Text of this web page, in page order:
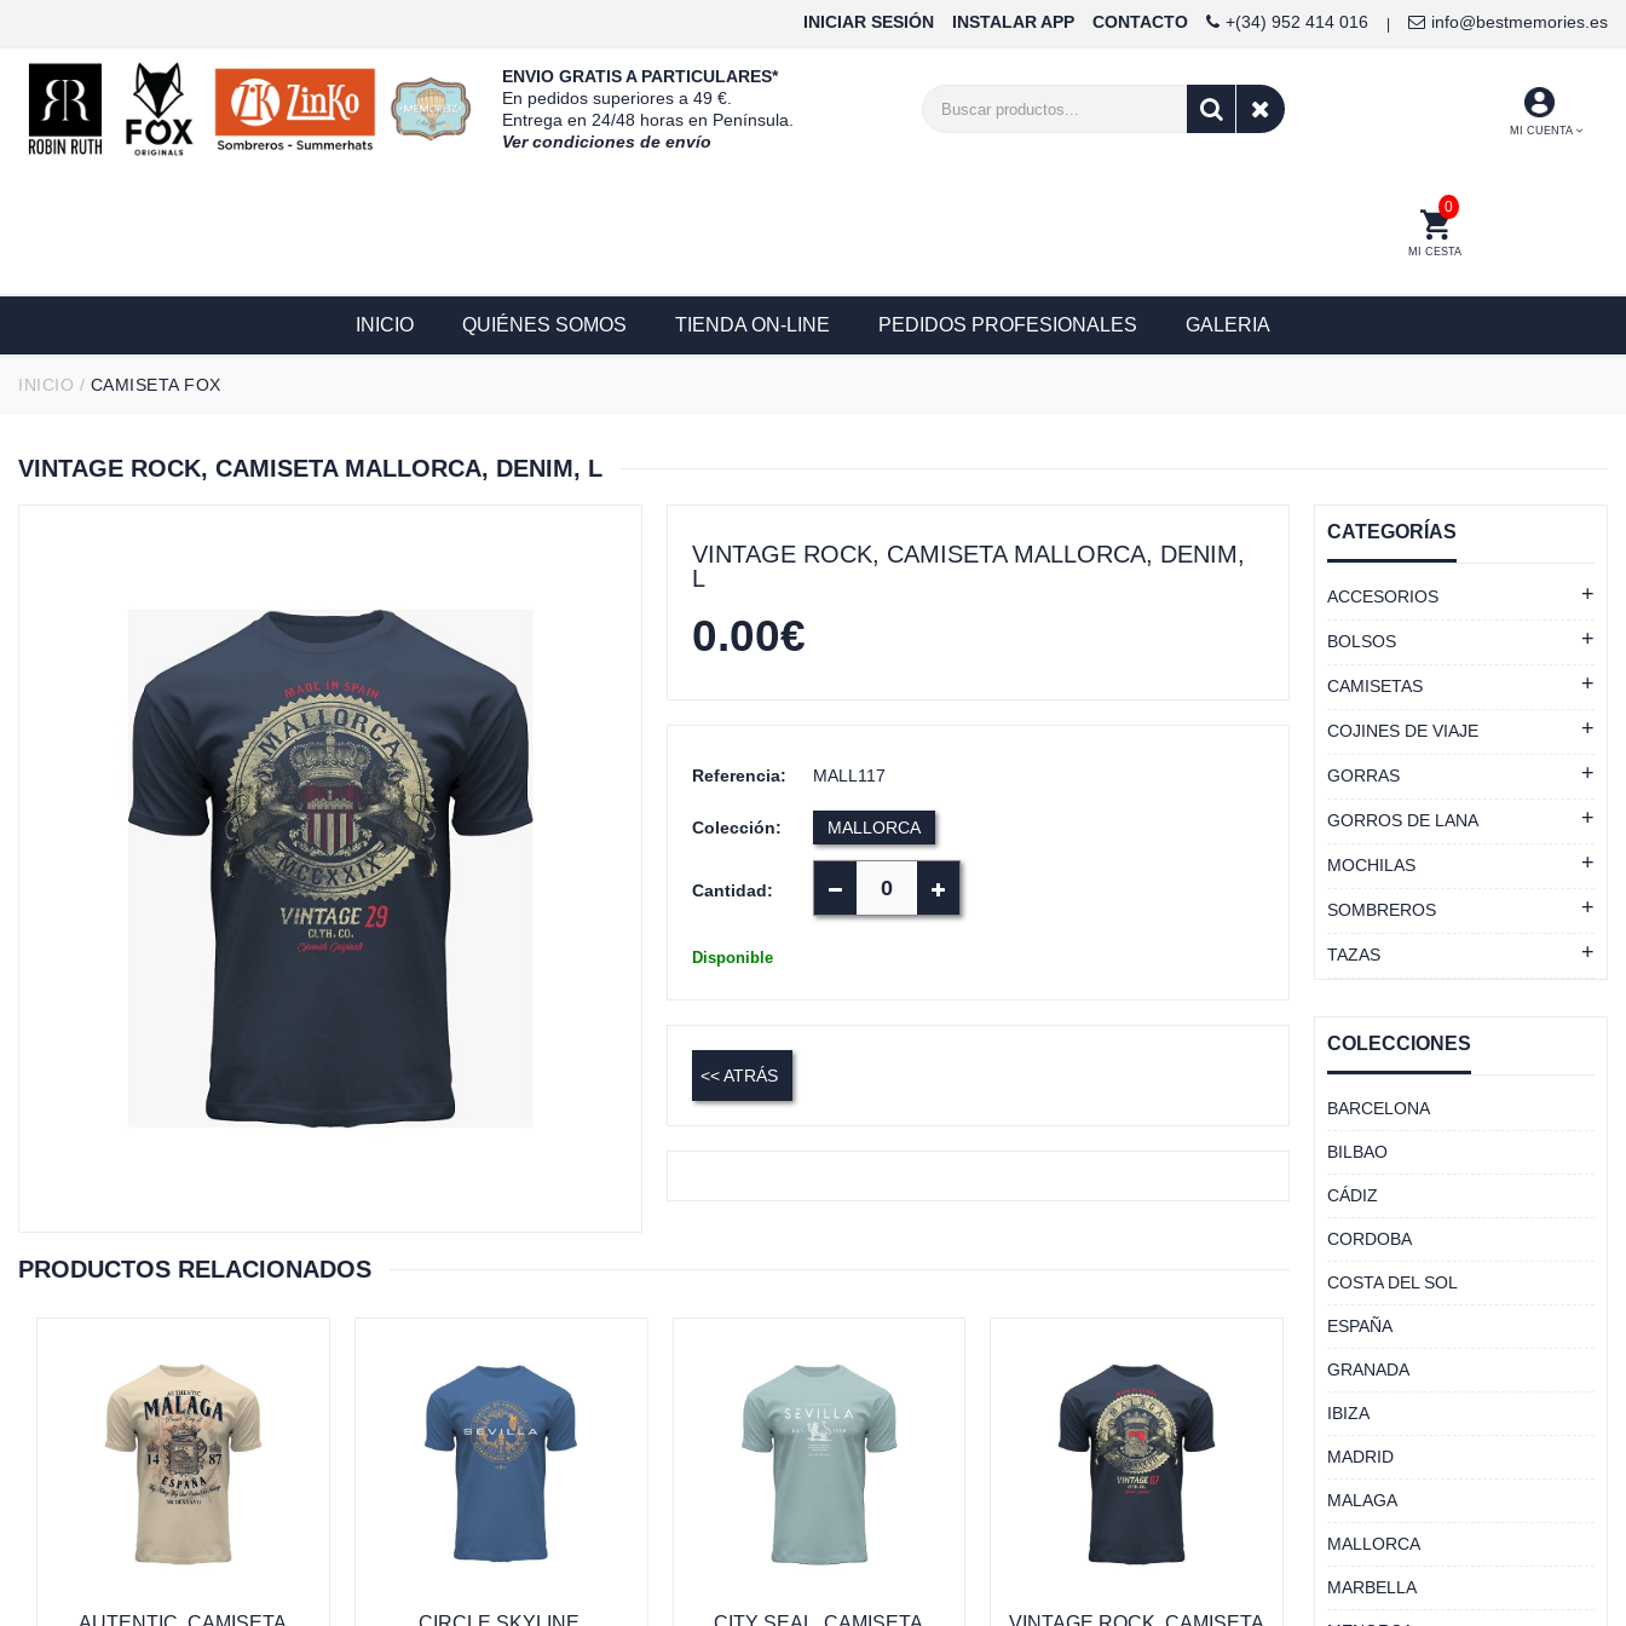
info@bestmemories.es
+(34) 952 414 016
CONTACTO
INSTALAR APP
INICIAR SESIÓN
ENVIO GRATIS A PARTICULARES*
En pedidos superiores a 49 €.
Entrega en 24/48 horas en Península.
Ver condiciones de envío
MI CUENTA
MI CESTA
0
INICIO QUIÉNES SOMOS TIENDA ON-LINE PEDIDOS PROFESIONALES GALERIA
INICIO / CAMISETA FOX
VINTAGE ROCK, CAMISETA MALLORCA, DENIM, L
VINTAGE ROCK, CAMISETA MALLORCA, DENIM,
L
0.00€
Referencia: MALL117
Colección: MALLORCA
Cantidad:
Disponible
<< ATRÁS
PRODUCTOS RELACIONADOS
CATEGORÍAS
ACCESORIOS
BOLSOS
CAMISETAS
COJINES DE VIAJE
GORRAS
GORROS DE LANA
MOCHILAS
SOMBREROS
TAZAS
COLECCIONES
BARCELONA
BILBAO
CÁDIZ
CORDOBA
COSTA DEL SOL
ESPAÑA
GRANADA
IBIZA
MADRID
MALAGA
MALLORCA
MARBELLA